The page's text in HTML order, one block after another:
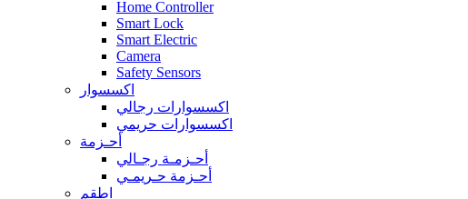
Home Controller
Smart Lock
Smart Electric
Camera
Safety Sensors
اكسسوار
اكسسوارات رجالي
اكسسوارات حريمي
أحـزمة
أحـزمـة رجـالي
أحـزمة حـريمـي
اطقم